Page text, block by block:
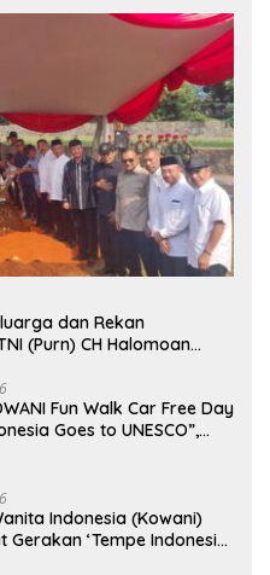
dan Rekan
(Purn) CH Halomoan
Fun Walk Car Free Day
Goes to UNESCO”,
Indonesia (Kowani)
Gerakan ‘Tempe Indonesia